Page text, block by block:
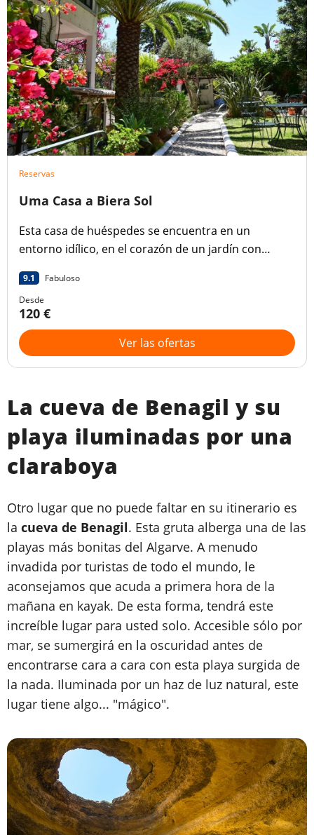
Reservas
Uma Casa a Biera Sol
Esta casa de huéspedes se encuentra en un
entorno idílico, en el corazón de un jardín con
tranquilo en la costa del Algarve.
9.1
Fabuloso
Desde
120 €
Ver las ofertas
La cueva de Benagil y su
playa iluminadas por una
claraboya
Otro lugar que no puede faltar en su itinerario es
la cueva de Benagil. Esta gruta alberga una de las
playas más bonitas del Algarve. A menudo
invadida por turistas de todo el mundo, le
aconsejamos que acuda a primera hora de la
mañana en kayak. De esta forma, tendrá este
increíble lugar para usted solo. Accesible sólo por
mar, se sumergirá en la oscuridad antes de
encontrarse cara a cara con esta playa surgida de
la nada. Iluminada por un haz de luz natural, este
lugar tiene algo... "mágico".